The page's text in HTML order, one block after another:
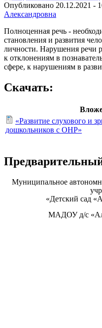
Опубликовано 20.12.2021 -
Александровна
Полноценная речь -
становления и развития
личности. Нарушения речи
к отклонениям в
сфере, к нарушениям в
Скачать:
«Развитие слухового и
дошкольников с ОНР»
Муниципальное
«Детский сад
МАДОУ д/с